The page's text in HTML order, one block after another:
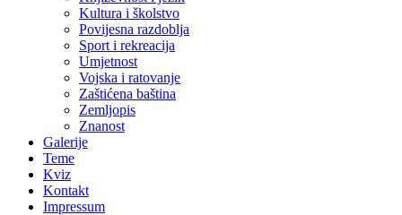
Kultura i školstvo
Povijesna razdoblja
Sport i rekreacija
Umjetnost
Vojska i ratovanje
Zaštićena baština
Zemljopis
Znanost
Galerije
Teme
Kviz
Kontakt
Impressum